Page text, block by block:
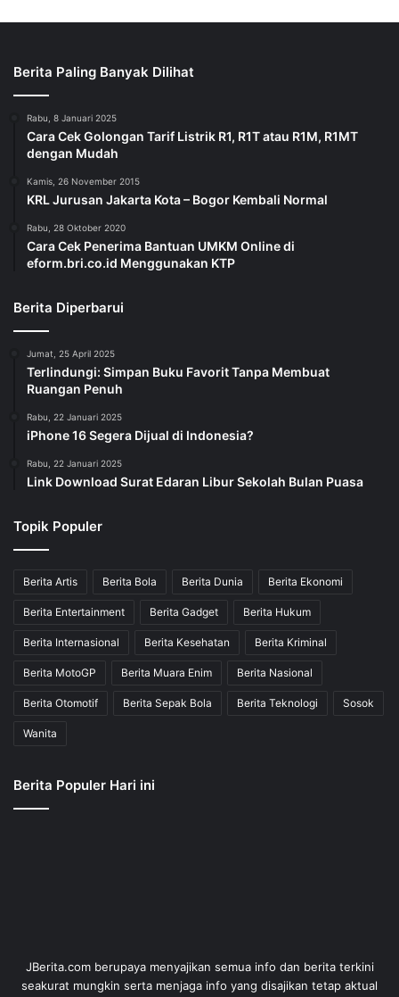
Berita Paling Banyak Dilihat
Rabu, 8 Januari 2025
Cara Cek Golongan Tarif Listrik R1, R1T atau R1M, R1MT
dengan Mudah
Kamis, 26 November 2015
KRL Jurusan Jakarta Kota – Bogor Kembali Normal
Rabu, 28 Oktober 2020
Cara Cek Penerima Bantuan UMKM Online di
eform.bri.co.id Menggunakan KTP
Berita Diperbarui
Jumat, 25 April 2025
Terlindungi: Simpan Buku Favorit Tanpa Membuat
Ruangan Penuh
Rabu, 22 Januari 2025
iPhone 16 Segera Dijual di Indonesia?
Rabu, 22 Januari 2025
Link Download Surat Edaran Libur Sekolah Bulan Puasa
Topik Populer
Berita Artis Berita Bola Berita Dunia Berita Ekonomi
Berita Entertainment Berita Gadget Berita Hukum
Berita Internasional Berita Kesehatan Berita Kriminal
Berita MotoGP Berita Muara Enim Berita Nasional
Berita Otomotif Berita Sepak Bola Berita Teknologi Sosok
Wanita
Berita Populer Hari ini
dan faktual.